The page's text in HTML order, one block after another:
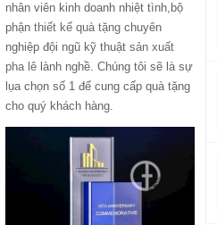
nhân viên kinh doanh nhiệt tình,bộ
phận thiết kế quà tặng chuyên
nghiệp đội ngũ kỹ thuật sản xuất
pha lê lành nghề. Chúng tôi sẽ là sự
lụa chọn số 1 để cung cấp quà tặng
cho quý khách hàng.